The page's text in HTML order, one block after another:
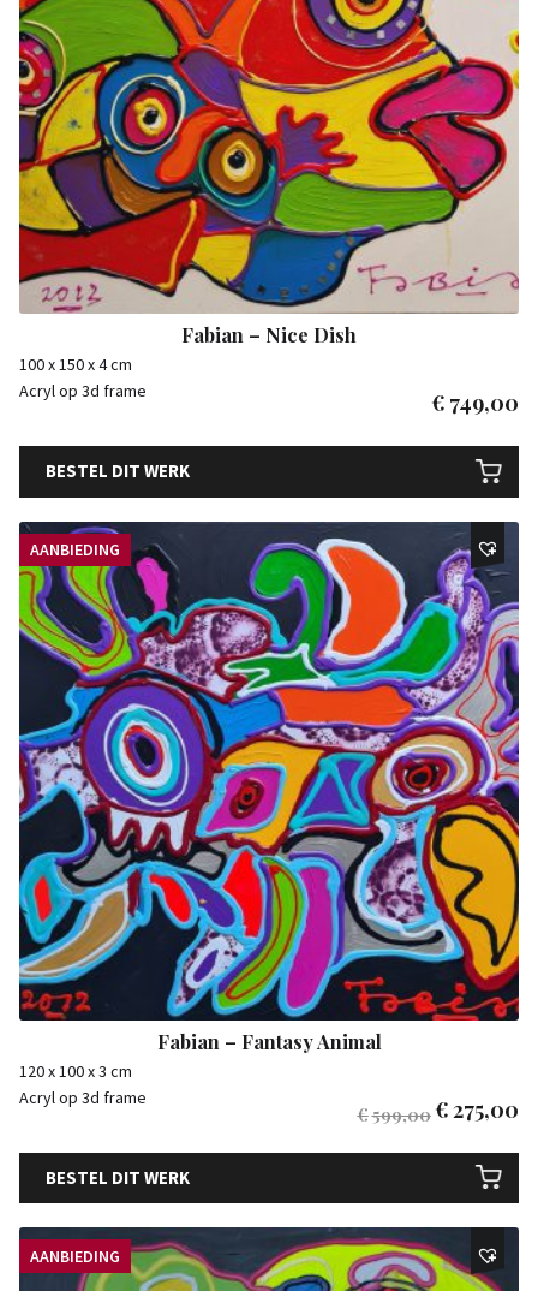
Fabian – Nice Dish
100 x 150 x 4 cm
Acryl op 3d frame
€ 749,00
BESTEL DIT WERK
AANBIEDING
Fabian – Fantasy Animal
120 x 100 x 3 cm
Acryl op 3d frame
€599,00€275,00
BESTEL DIT WERK
AANBIEDING